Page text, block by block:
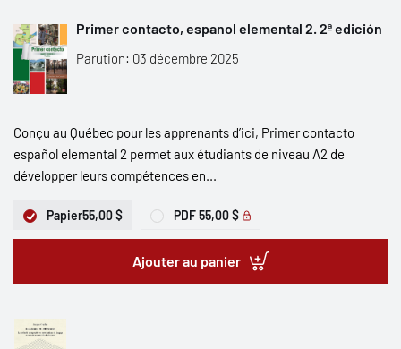
Primer contacto, espanol elemental 2. 2ª edición
Parution: 03 décembre 2025
Conçu au Québec pour les apprenants d’ici, Primer contacto
español elemental 2 permet aux étudiants de niveau A2 de
développer leurs compétences en...
Papier55,00 $ PDF 55,00 $
Ajouter au panier